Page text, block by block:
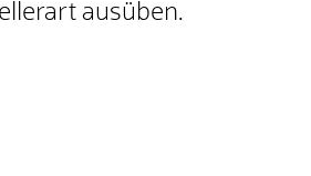
ausüben.